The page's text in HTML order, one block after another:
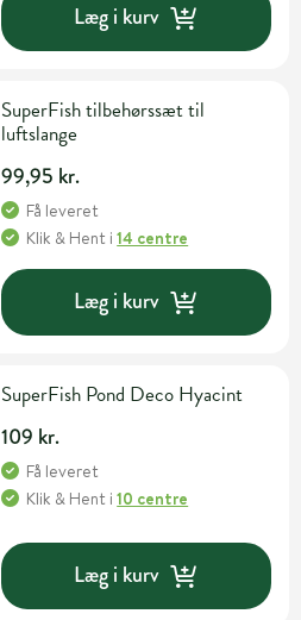
Læg i kurv
SuperFish tilbehørssæt til
luftslange
99,95 kr.
Få leveret
Klik & Hent i14 centre
Læg i kurv
SuperFish Pond Deco Hyacint
109 kr.
Få leveret
Klik & Hent i10 centre
Læg i kurv